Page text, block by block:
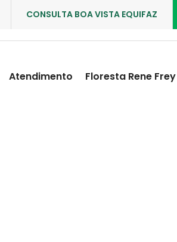
CONSULTA BOA VISTA EQUIFAZ
Atendimento Floresta Rene Frey